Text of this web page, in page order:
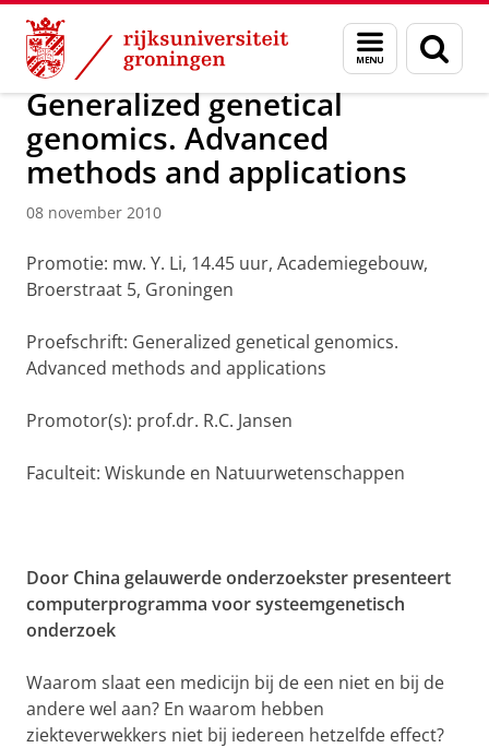
Skip
Content
Skip
Navigation
Menu
en
zoeken
Over ons Actueel Nieuws Nieuwsberichten
Generalized genetical
genomics. Advanced
methods and applications
08 november 2010
Promotie: mw. Y. Li, 14.45 uur, Academiegebouw,
Broerstraat 5, Groningen
Proefschrift: Generalized genetical genomics.
Advanced methods and applications
Promotor(s): prof.dr. R.C. Jansen
Faculteit: Wiskunde en Natuurwetenschappen
Door China gelauwerde onderzoekster presenteert
computerprogramma voor systeemgenetisch
onderzoek
Waarom slaat een medicijn bij de een niet en bij de
andere wel aan? En waarom hebben
ziekteverwekkers niet bij iedereen hetzelfde effect?